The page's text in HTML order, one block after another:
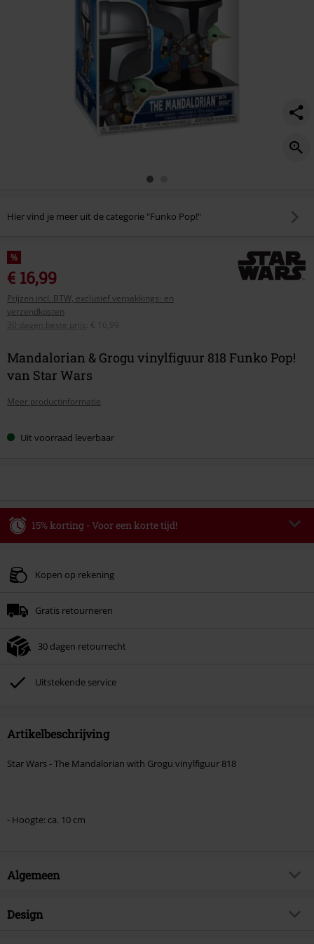
Hier vind je meer uit de categorie "Funko Pop!"
%
€ 16,99
Prijzen incl. BTW, exclusief verpakkings- en
verzendkosten
30 dagen beste prijs
€ 16,99
Mandalorian & Grogu vinylfiguur 818 Funko Pop!
van Star Wars
Meer productinformatie
Uit voorraad leverbaar
15% korting - Voor een korte tijd!
Geldig t/m 09-08-2026
Zodra je de code hebt ingevoerd, wordt de korting automatisch verrekend in
Kan niet gecombineerd worden met andere kortingscodes. Boeken, media,
Toten Hosen, Metality, cadeaubonnen en artikelen met een inbegrepen
donatie zijn uitgesloten van de korting.
Kopen op rekening
Gratis retourneren
30 dagen retourrecht
Uitstekende service
Artikelbeschrijving
Star Wars - The Mandalorian with Grogu vinylfiguur 818
- Hoogte: ca. 10 cm
Algemeen
Artikelnr.
Design